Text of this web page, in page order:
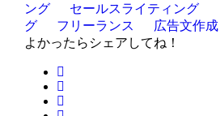
ング
セールスライティング
グ
フリーランス 広告文作成
よかったらシェアしてね！